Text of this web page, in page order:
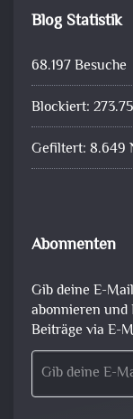
Blog Statistik
68.197 Besuche
Blockiert:
Gefiltert: 8.649
Abonnenten
Gib deine E-
abonnieren
Beiträge via E-
Gib deine E-Mail-Adresse ein ...